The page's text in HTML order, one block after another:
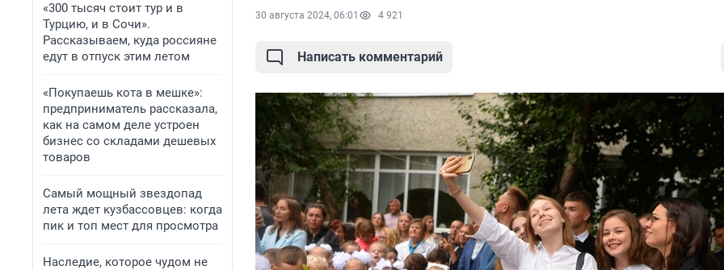
«300 тысяч стоит тур и в
Турцию, и в Сочи».
Рассказываем, куда россияне
едут в отпуск этим летом
«Покупаешь кота в мешке»:
предприниматель рассказала,
как на самом деле устроен
бизнес со складами дешевых
товаров
Самый мощный звездопад
лета ждет кузбассовцев: когда
пик и топ мест для просмотра
Наследие, которое чудом не
30 августа 2024, 06:01 4 921
Написать комментарий